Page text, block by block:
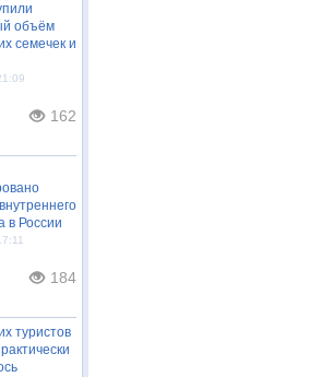
объём
семечек и
162
в России
184
туристов